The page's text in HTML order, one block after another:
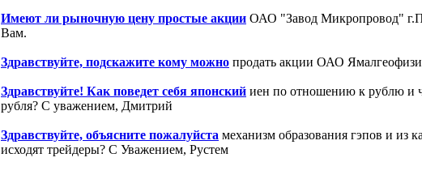
Имеют ли рыночную цену простые акции ОАО "Завод Микропровод"
Вам.
Здравствуйте, подскажите кому можно продать акции ОАО
Здравствуйте! Как поведет себя японский иен по отношению к рублю и
рубля? С уважением, Дмитрий
Здравствуйте, объясните пожалуйста механизм образования гэпов и из
исходят трейдеры? С Уважением, Рустем